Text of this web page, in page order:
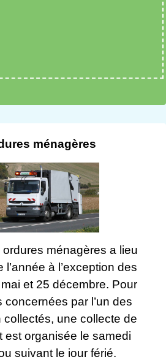
ménagères
ménagères a lieu
l’année à l’exception des
et 25 décembre. Pour
concernées par l’un des
collectés, une collecte de
est organisée le samedi
suivant le jour férié.